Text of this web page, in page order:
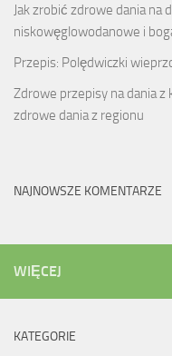
Jak zrobić zdrowe dania na
niskowęglowodanowe i
Przepis: Polędwiczki
Zdrowe przepisy na dania z
zdrowe dania z regionu
NAJNOWSZE KOMENTARZE
WIĘCEJ
KATEGORIE